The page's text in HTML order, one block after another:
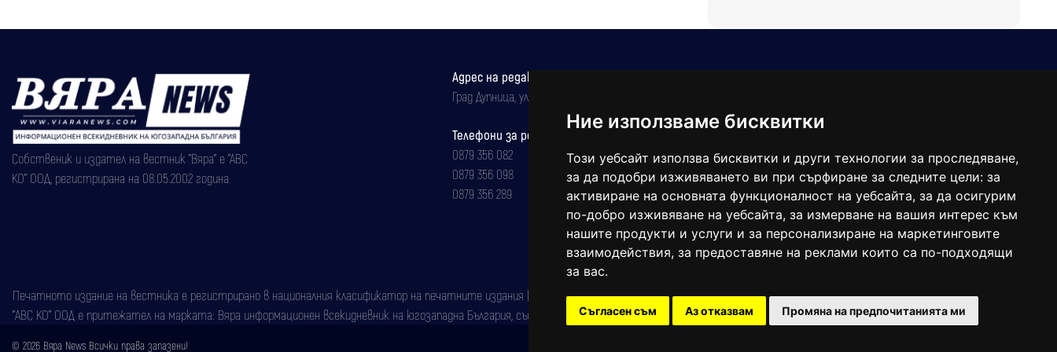
Ние използваме бисквитки
Този уебсайт използва бисквитки и други технологии за проследяване,
за да подобри изживяването ви при сърфиране за следните цели: за
активиране на основната функционалност на уебсайта, за да осигурим
по-добро изживяване на уебсайта, за измерване на вашия интерес към
нашите продукти и услуги и за персонализиране на маркетинговите
взаимодействия, за предоставяне на реклами които са по-подходящи
за вас.
Съгласен съм Аз отказвам Промяна на предпочитанията ми
Собственик и издател на вестник "Вяра" е "АВС
КО" ООД, регистрирана на 08.05.2002 година.
Адрес на редакцията
Град Дупница, ул.''Христо Ботев" 43
Телефони за реклама и абонаменти
0879 356 082
0879 356 098
0879 356 289
balgarkanews@gmail.com
Печатното издание на вестника е регистрирано в националния класификатор на печатните издания (Българска национална агенция за ISSN) под номер: ISSN 1312-4722.
"АВС КО" ООД е притежател на марката: Вяра информационен всекидневник на югозападна България, със свидетелство за марка рег. номер: 47857/11.05.2004 година.
© 2026 Вяра News Всички права запазени!